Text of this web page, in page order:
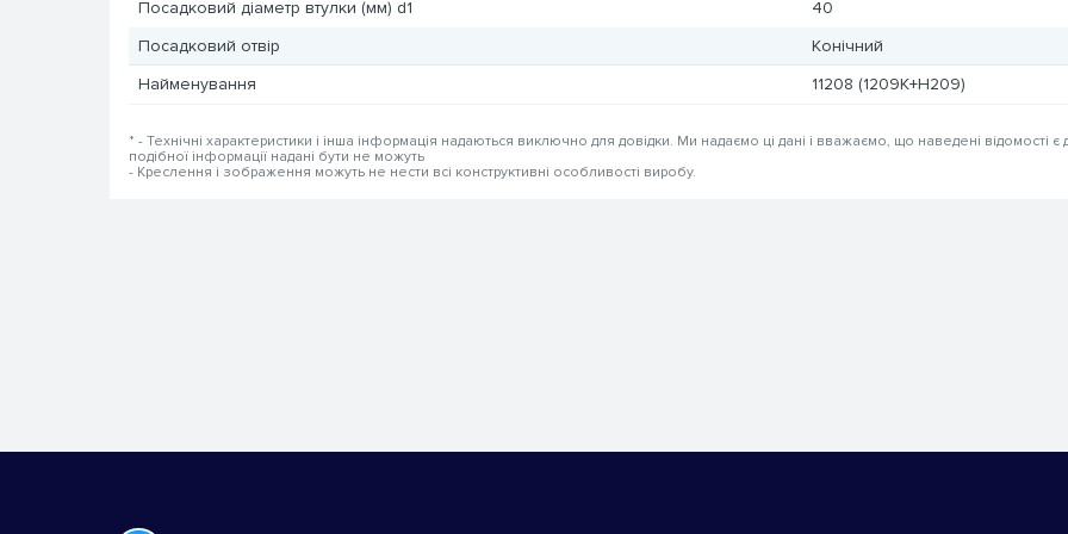
Посадковий діаметр втулки (мм) d1
40
Посадковий отвір
Конічний
Найменування
11208 (1209K+H209)
* - Технічні характеристики і інша інформація надаються виключно для довідки. Ми надаємо ці дані і вважаємо, що наведені відомості є
подібної інформації надані бути не можуть
- Креслення і зображення можуть не нести всі конструктивні особливості виробу.